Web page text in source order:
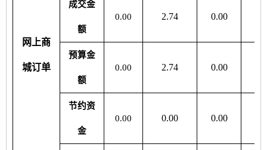
网上商
城订单
成交金
额
0.00 2.74 0.00
预算金
额
0.00 2.74 0.00
节约资
金
0.00 0.00 0.00